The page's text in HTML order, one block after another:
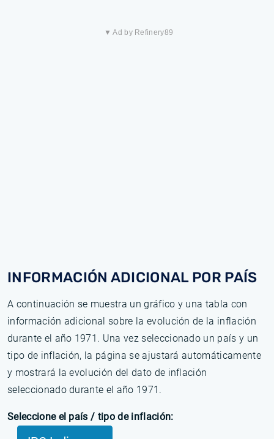
▼ Ad by Refinery89
INFORMACIÓN ADICIONAL POR PAÍS
A continuación se muestra un gráfico y una tabla con
información adicional sobre la evolución de la inflación
durante el año 1971. Una vez seleccionado un país y un
tipo de inflación, la página se ajustará automáticamente
y mostrará la evolución del dato de inflación
seleccionado durante el año 1971.
Seleccione el país / tipo de inflación: